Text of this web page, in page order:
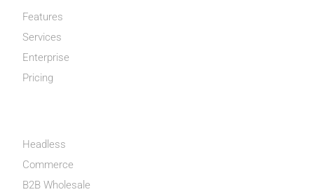
Features
Services
Enterprise
Pricing
Headless
Commerce
B2B Wholesale